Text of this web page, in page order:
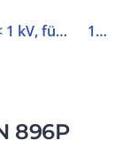
Energiekabel < 1 kV, für ortsveränderlichen Einsatz 1023251
896P